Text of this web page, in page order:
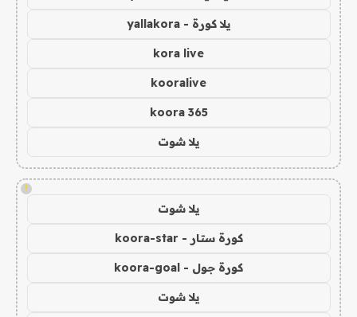
يلا كورة - yallakora
kora live
kooralive
koora 365
يلا شوت
!
يلا شوت
كورة ستار - koora-star
كورة جول - koora-goal
يلا شوت